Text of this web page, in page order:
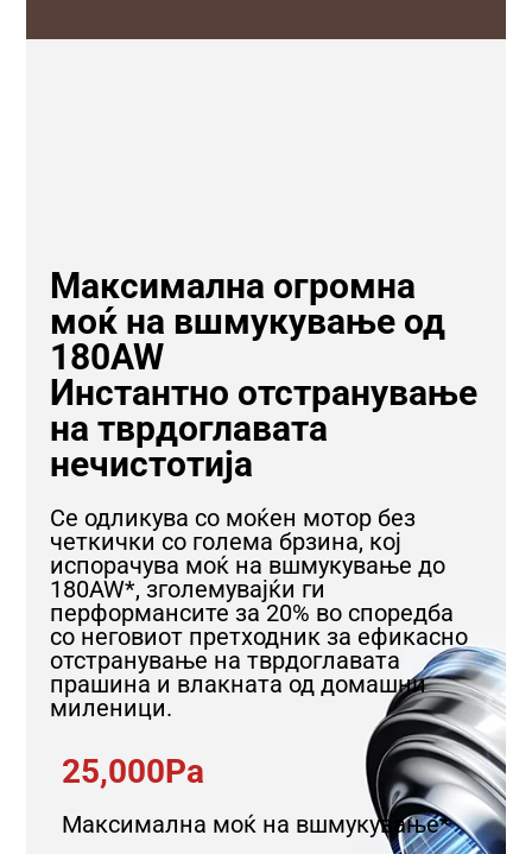
Максимална огромна
моќ на вшмукување од
180AW
Инстантно отстранување
на тврдоглавата
нечистотија
Се одликува со моќен мотор без
четкички со голема брзина, кој
испорачува моќ на вшмукување до
180AW*, зголемувајќи ги
перформансите за 20% во споредба
со неговиот претходник за ефикасно
отстранување на тврдоглавата
прашина и влакната од домашни
миленици.
25,000Pa
Максимална моќ на вшмукување*